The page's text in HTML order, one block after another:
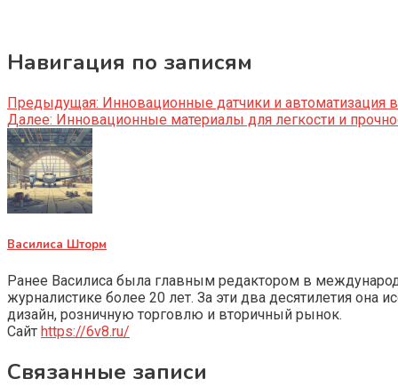
Навигация по записям
Предыдущая: Инновационные датчики и автоматизация
Далее: Инновационные материалы для легкости и
Василиса Шторм
Ранее Василиса была главным редактором в
журналистике более 20 лет. За эти два десятилетия
дизайн, розничную торговлю и вторичный рынок.
Сайт https://6v8.ru/
Связанные записи